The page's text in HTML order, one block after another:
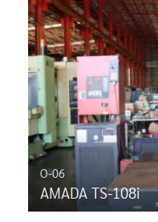
O-06
AMADA TS-108i